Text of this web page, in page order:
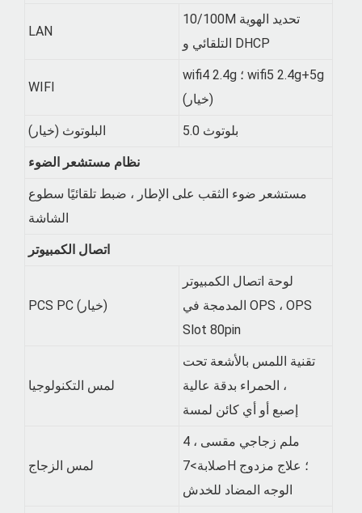
LAN
10/100M تحديد الهوية
التلقائي و DHCP
WIFI
wifi4 2.4g ؛ wifi5 2.4g+5g
(خيار)
البلوتوث (خيار) بلوتوث 5.0
نظام مستشعر الضوء
مستشعر ضوء الثقب على الإطار ، ضبط تلقائيًا سطوع
الشاشة
اتصال الكمبيوتر
PCS PC (خيار)
لوحة اتصال الكمبيوتر
المدمجة في OPS ، OPS
Slot 80pin
لمس التكنولوجيا
تقنية اللمس بالأشعة تحت
الحمراء بدقة عالية ،
إصبع أو أي كائن لمسة
لمس الزجاج
4 ملم زجاجي مقسى ،
صلابة>7H ؛ علاج مزدوج
الوجه المضاد للخدش